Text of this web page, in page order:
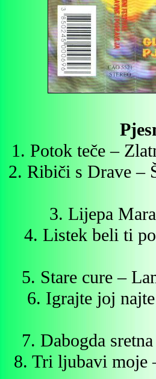
1. Potok teče –
2. Ribiči s Drave –
3. Lijepa
4. Listek beli ti
5. Stare cure –
6. Igrajte joj
7. Dabogda
8. Tri ljubavi moje